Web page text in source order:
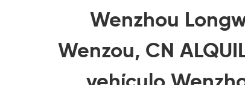
Wenzhou
Wenzou, CN